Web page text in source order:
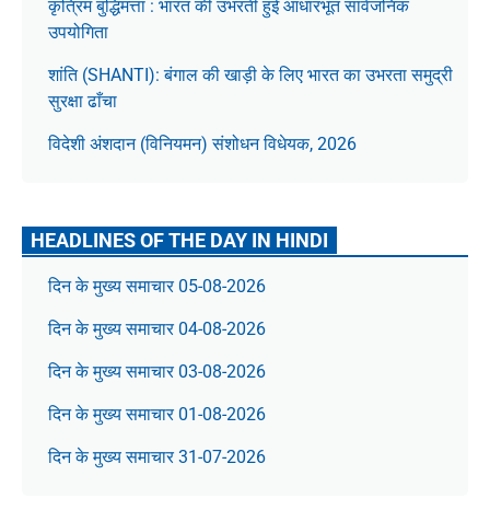
कृत्रिम बुद्धिमत्ता : भारत की उभरती हुई आधारभूत सार्वजनिक
उपयोगिता
शांति (SHANTI): बंगाल की खाड़ी के लिए भारत का उभरता समुद्री
सुरक्षा ढाँचा
विदेशी अंशदान (विनियमन) संशोधन विधेयक, 2026
HEADLINES OF THE DAY IN HINDI
दिन के मुख्य समाचार 05-08-2026
दिन के मुख्य समाचार 04-08-2026
दिन के मुख्य समाचार 03-08-2026
दिन के मुख्य समाचार 01-08-2026
दिन के मुख्य समाचार 31-07-2026